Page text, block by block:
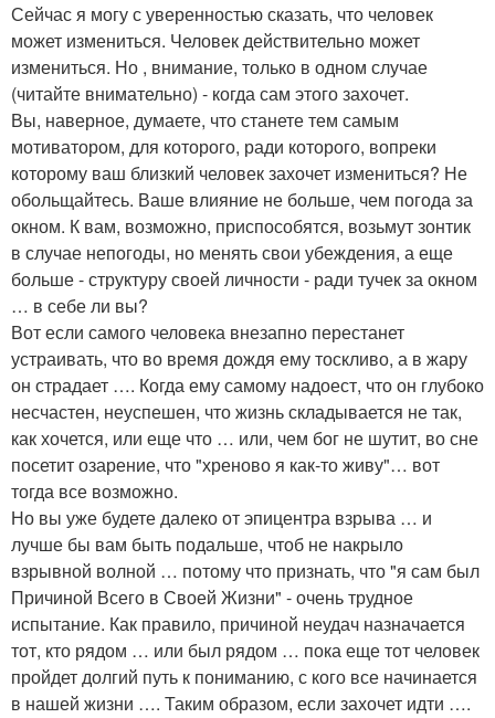
Сейчас я могу с уверенностью сказать, что человек
может измениться. Человек действительно может
измениться. Но , внимание, только в одном случае
(читайте внимательно) - когда сам этого захочет.
Вы, наверное, думаете, что станете тем самым
мотиватором, для которого, ради которого, вопреки
которому ваш близкий человек захочет измениться? Не
обольщайтесь. Ваше влияние не больше, чем погода за
окном. К вам, возможно, приспособятся, возьмут зонтик
в случае непогоды, но менять свои убеждения, а еще
больше - структуру своей личности - ради тучек за окном
… в себе ли вы?
Вот если самого человека внезапно перестанет
устраивать, что во время дождя ему тоскливо, а в жару
он страдает …. Когда ему самому надоест, что он глубоко
несчастен, неуспешен, что жизнь складывается не так,
как хочется, или еще что … или, чем бог не шутит, во сне
посетит озарение, что "хреново я как-то живу"… вот
тогда все возможно.
Но вы уже будете далеко от эпицентра взрыва … и
лучше бы вам быть подальше, чтоб не накрыло
взрывной волной … потому что признать, что "я сам был
Причиной Всего в Своей Жизни" - очень трудное
испытание. Как правило, причиной неудач назначается
тот, кто рядом … или был рядом … пока еще тот человек
пройдет долгий путь к пониманию, с кого все начинается
в нашей жизни …. Таким образом, если захочет идти ….